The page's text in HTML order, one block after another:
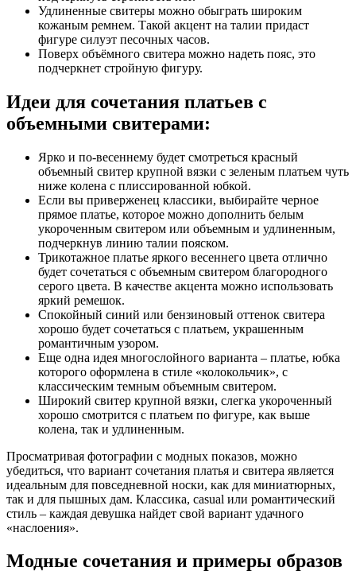
Удлиненные свитеры можно обыграть широким
кожаным ремнем. Такой акцент на талии придаст
фигуре силуэт песочных часов.
Поверх объёмного свитера можно надеть пояс, это
подчеркнет стройную фигуру.
Идеи для сочетания платьев с
объемными свитерами:
Ярко и по-весеннему будет смотреться красный
объемный свитер крупной вязки с зеленым платьем чуть
ниже колена с плиссированной юбкой.
Если вы приверженец классики, выбирайте черное
прямое платье, которое можно дополнить белым
укороченным свитером или объемным и удлиненным,
подчеркнув линию талии пояском.
Трикотажное платье яркого весеннего цвета отлично
будет сочетаться с объемным свитером благородного
серого цвета. В качестве акцента можно использовать
яркий ремешок.
Спокойный синий или бензиновый оттенок свитера
хорошо будет сочетаться с платьем, украшенным
романтичным узором.
Еще одна идея многослойного варианта – платье, юбка
которого оформлена в стиле «колокольчик», с
классическим темным объемным свитером.
Широкий свитер крупной вязки, слегка укороченный
хорошо смотрится с платьем по фигуре, как выше
колена, так и удлиненным.
Просматривая фотографии с модных показов, можно
убедиться, что вариант сочетания платья и свитера является
идеальным для повседневной носки, как для миниатюрных,
так и для пышных дам. Классика, casual или романтический
стиль – каждая девушка найдет свой вариант удачного
«наслоения».
Модные сочетания и примеры образов